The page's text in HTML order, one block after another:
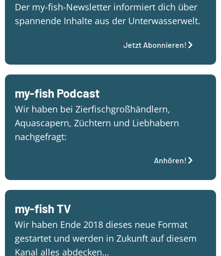
Der my-fish-Newsletter informiert dich über
spannende Inhalte aus der Unterwasserwelt.
Jetzt Abonnieren!
my-fish Podcast
Wir haben bei Zierfischgroßhändlern,
Aquascapern, Züchtern und Liebhabern
nachgefragt:
Anhören!
my-fish TV
Wir haben Ende 2018 dieses neue Format
gestartet und werden in Zukunft auf diesem
Kanal alles abdecken…